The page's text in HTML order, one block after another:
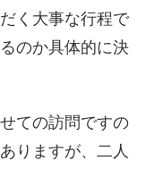
く大事な行程で
のか具体的に決
ての訪問ですの
りますが、二人